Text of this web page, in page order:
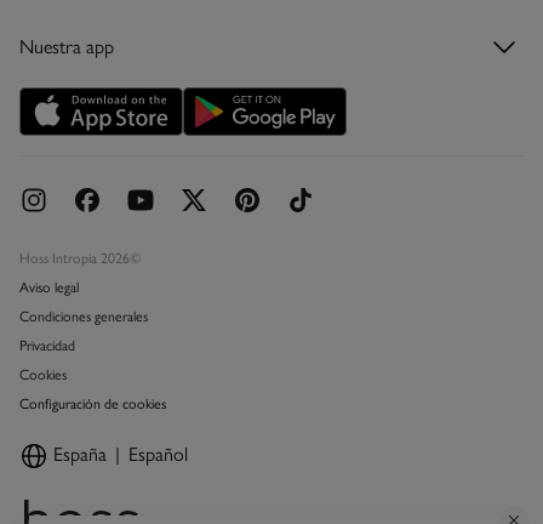
Tarjeta abono
Promociones vigentes
Concursos y sorteos
Nuestra app
Hoss Intropia 2026©
Aviso legal
Condiciones generales
Privacidad
Cookies
Configuración de cookies
España Español